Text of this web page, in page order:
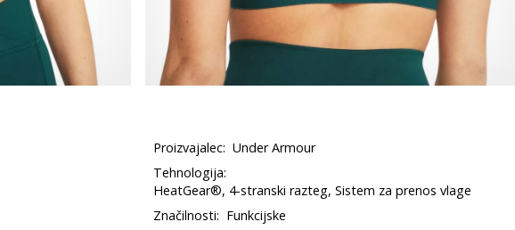
Proizvajalec: Under Armour
Tehnologija:
HeatGear®, 4-stranski razteg, Sistem za prenos vlage
Značilnosti: Funkcijske